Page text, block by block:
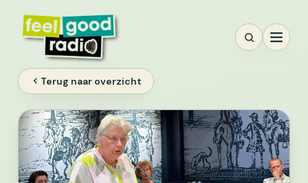
inhoud
Terug naar overzicht